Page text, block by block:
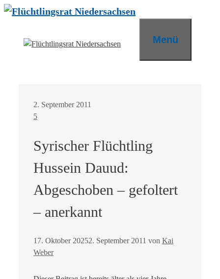
Zum
Menü
2. September 2011
5
Syrischer Flüchtling
Hussein Dauud:
Abgeschoben – gefoltert
– anerkannt
17. Oktober 20252. September 2011 von Kai
Weber